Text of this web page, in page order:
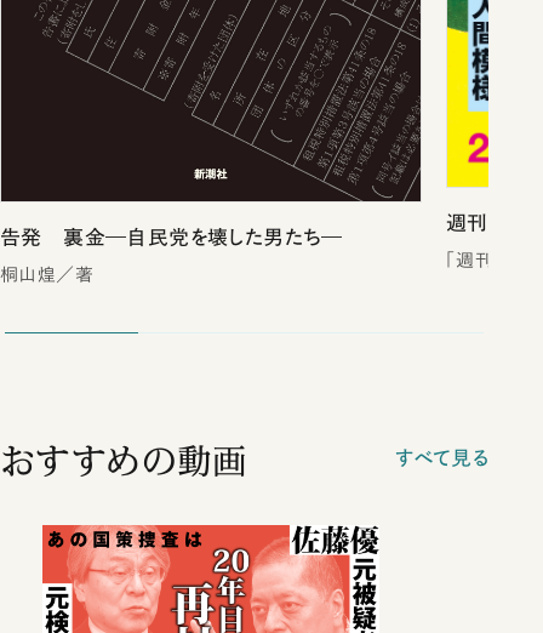
告発 裏金―自民党を壊した男たち―
桐山煌／著
週刊新潮
「週刊新潮
おすすめの動画 すべて見る